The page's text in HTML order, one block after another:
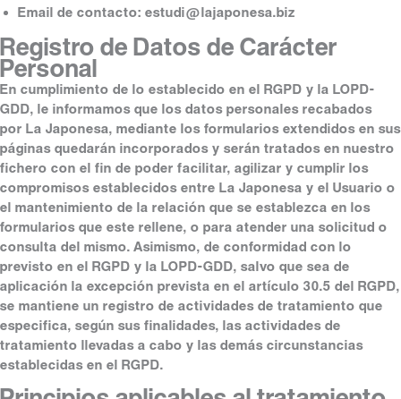
Email de contacto: estudi@lajaponesa.biz
Registro de Datos de Carácter
Personal
En cumplimiento de lo establecido en el RGPD y la LOPD-
GDD, le informamos que los datos personales recabados
por La Japonesa, mediante los formularios extendidos en sus
páginas quedarán incorporados y serán tratados en nuestro
fichero con el fin de poder facilitar, agilizar y cumplir los
compromisos establecidos entre La Japonesa y el Usuario o
el mantenimiento de la relación que se establezca en los
formularios que este rellene, o para atender una solicitud o
consulta del mismo. Asimismo, de conformidad con lo
previsto en el RGPD y la LOPD-GDD, salvo que sea de
aplicación la excepción prevista en el artículo 30.5 del RGPD,
se mantiene un registro de actividades de tratamiento que
especifica, según sus finalidades, las actividades de
tratamiento llevadas a cabo y las demás circunstancias
establecidas en el RGPD.